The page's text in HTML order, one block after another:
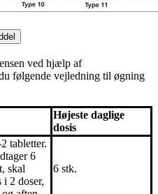
ved hjælp af
følgende vejledning til øgning
Højeste daglige
dosis
tabletter.
6
skal
i 2 doser,
6 stk.